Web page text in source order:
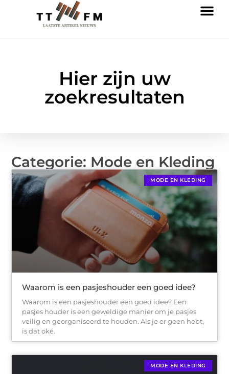
Hier zijn uw
zoekresultaten
Categorie: Mode en Kleding
MODE EN KLEDING
Waarom is een pasjeshouder een goed idee?
Waarom is een pasjeshouder een goed idee? Een
pasjes houder is een geweldige manier om je pasjes
veilig en georganiseerd te houden. Als je er geen hebt,
is dat oké.
MODE EN KLEDING